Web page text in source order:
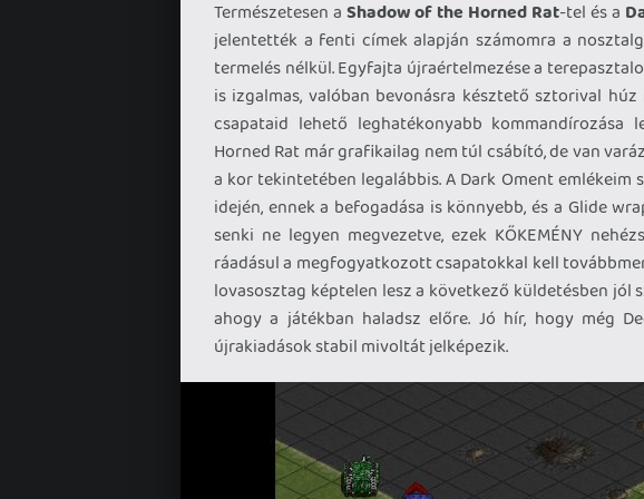
Természetesen a Shadow of the Horned Rat-tel és a
jelentették a fenti címek alapján számomra a
termelés nélkül. Egyfajta újraértelmezése a
is izgalmas, valóban bevonásra késztető sztorival
csapataid lehető leghatékonyabb kommandírozása
Horned Rat már grafikailag nem túl csábító, de van
a kor tekintetében legalábbis. A Dark Oment emlékeim
idején, ennek a befogadása is könnyebb, és a Glide
senki ne legyen megvezetve, ezek KŐKEMÉNY
ráadásul a megfogyatkozott csapatokkal kell
lovasosztag képtelen lesz a következő küldetésben jól
ahogy a játékban haladsz előre. Jó hír, hogy még
újrakiadások stabil mivoltát jelképezik.